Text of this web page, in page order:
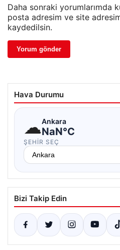
Daha sonraki yorumlarımda
posta adresim ve site
kaydedilsin.
Hava Durumu
☁Ankara
NaN°C
ŞEHIR SEÇ
Bizi Takip Edin